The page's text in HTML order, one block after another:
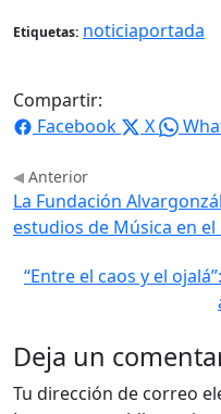
Etiquetas: noticiaportada
Compartir:
Facebook
X
Anterior
La Fundación
estudios de Música en
“Entre el caos y el
Deja un
Tu dirección de correo